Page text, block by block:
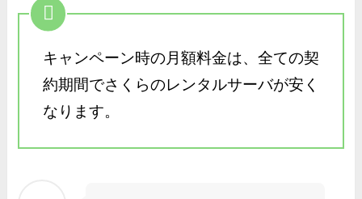
キャンペーン時の月額料金は、全ての契
約期間でさくらのレンタルサーバが安く
なります。